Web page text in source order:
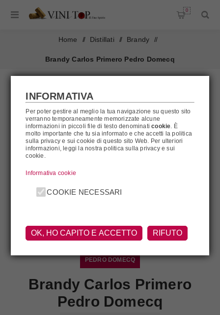
0
Home / Distillati / Brandy /
Brandy Carlos Primero Pedro Domecq
PEDRO DOMECQ
Brandy Carlos Primero
Pedro Domecq
INFORMATIVA
Per poter gestire al meglio la tua navigazione su questo sito
verranno temporaneamente memorizzate alcune
informazioni in piccoli file di testo denominaticookie. È
molto importante che tu sia informato e che accetti la politica
sulla privacy e sui cookie di questo sito Web. Per ulteriori
informazioni, leggi la nostra politica sulla privacy e sui
cookie.
Informativa cookie
COOKIE NECESSARI
OK, HO CAPITO E ACCETTO RIFUTO